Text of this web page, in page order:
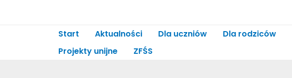
Start Aktualności Dla uczniów Dla rodziców
Projekty unijne
ZFŚS